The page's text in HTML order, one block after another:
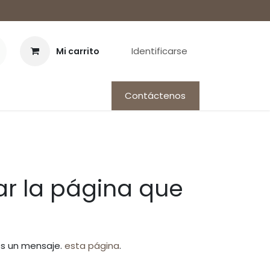
Mi carrito Identificarse
Contáctenos
la página que
un mensaje. esta página.